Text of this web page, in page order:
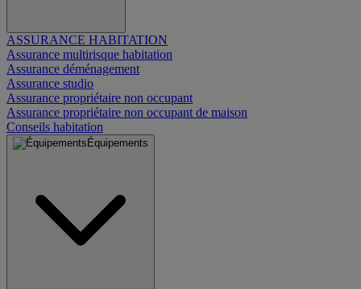
ASSURANCE HABITATION
Assurance multirisque habitation
Assurance déménagement
Assurance studio
Assurance propriétaire non occupant
Assurance propriétaire non occupant de maison
Conseils habitation
Équipements